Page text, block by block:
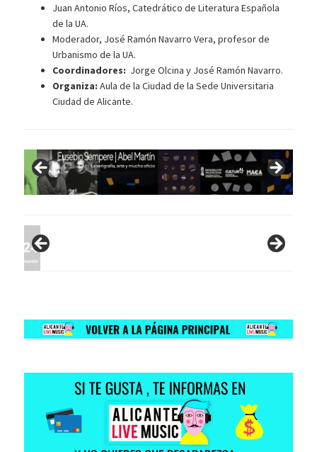
Juan Antonio Ríos, Catedrático de Literatura Española
de la UA.
Moderador, José Ramón Navarro Vera, profesor de
Urbanismo de la UA.
Coordinadores: Jorge Olcina y José Ramón Navarro.
Organiza:Aula de la Ciudad de la Sede Universitaria
Ciudad de Alicante.